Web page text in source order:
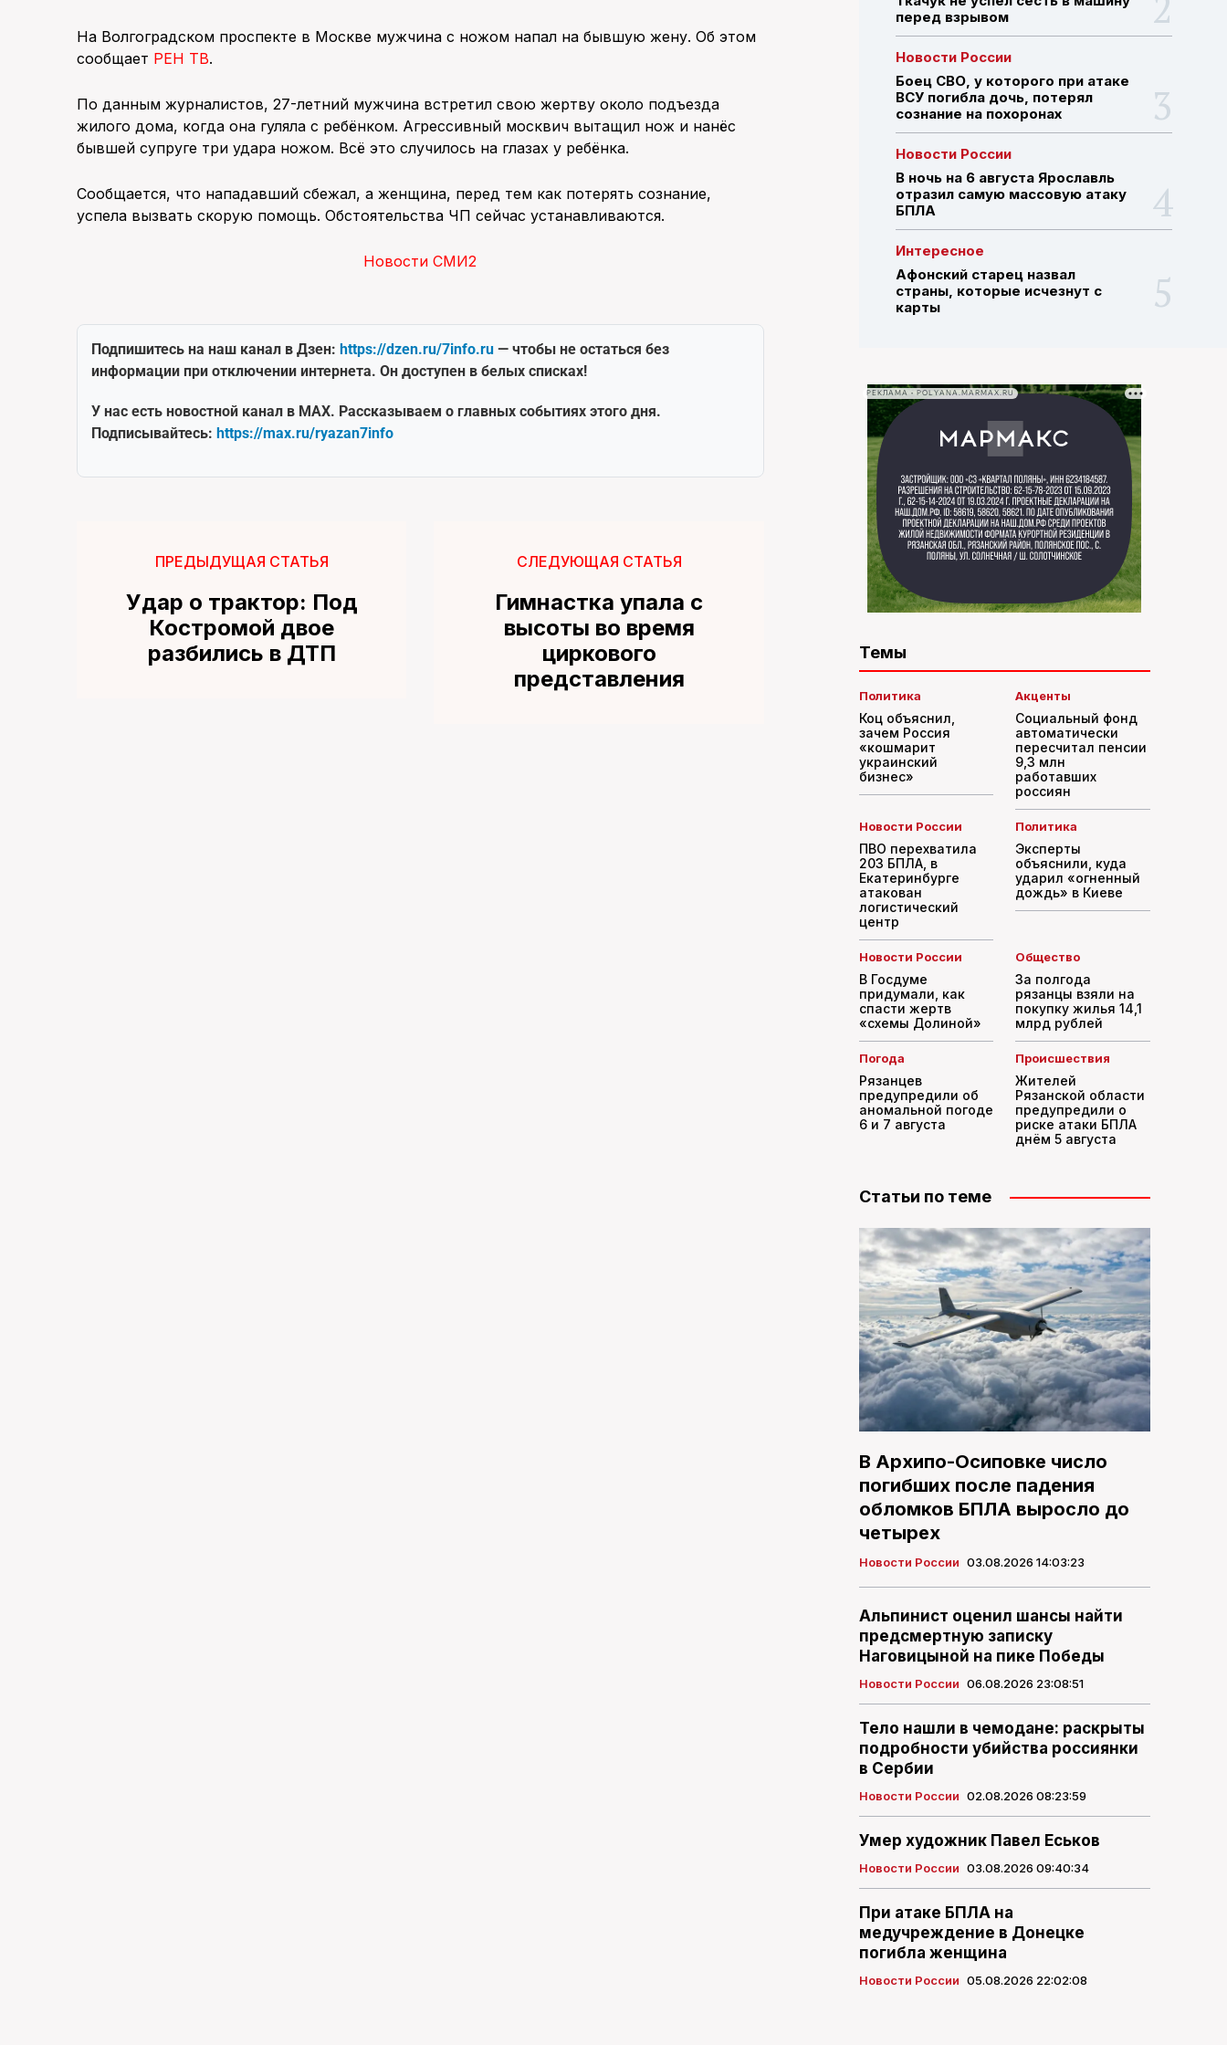
ПОИСК ПО САЙТУ
На Волгоградском проспекте в Москве мужчина с ножом напал на бывшую жену. Об этом
сообщает РЕН ТВ.
По данным журналистов, 27-летний мужчина встретил свою жертву около подъезда
жилого дома, когда она гуляла с ребёнком. Агрессивный москвич вытащил нож и нанёс
бывшей супруге три удара ножом. Всё это случилось на глазах у ребёнка.
Сообщается, что нападавший сбежал, а женщина, перед тем как потерять сознание,
успела вызвать скорую помощь. Обстоятельства ЧП сейчас устанавливаются.
Новости СМИ2
Подпишитесь на наш канал в Дзен: https://dzen.ru/7info.ru — чтобы не остаться без
информации при отключении интернета. Он доступен в белых списках!
У нас есть новостной канал в MAX. Рассказываем о главных событиях этого дня.
Подписывайтесь: https://max.ru/ryazan7info
ПРЕДЫДУЩАЯ СТАТЬЯ
Удар о трактор: Под
Костромой двое
разбились в ДТП
СЛЕДУЮЩАЯ СТАТЬЯ
Гимнастка упала с
высоты во время
циркового
представления
перед взрывом
Новости России
Боец СВО, у которого при атаке
ВСУ погибла дочь, потерял
сознание на похоронах
Новости России
В ночь на 6 августа Ярославль
отразил самую массовую атаку
БПЛА
Интересное
Афонский старец назвал
страны, которые исчезнут с
карты
РЕКЛАМА • POLYANA.MARMAX.RU
Темы
Политика
Коц объяснил,
зачем Россия
«кошмарит
украинский
бизнес»
Акценты
Социальный фонд
автоматически
пересчитал пенсии
9,3 млн
работавших
россиян
Новости России
ПВО перехватила
203 БПЛА, в
Екатеринбурге
атакован
логистический
центр
Политика
Эксперты
объяснили, куда
ударил «огненный
дождь» в Киеве
Новости России
В Госдуме
придумали, как
спасти жертв
«схемы Долиной»
Общество
За полгода
рязанцы взяли на
покупку жилья 14,1
млрд рублей
Погода
Рязанцев
предупредили об
аномальной погоде
6 и 7 августа
Происшествия
Жителей
Рязанской области
предупредили о
риске атаки БПЛА
днём 5 августа
Статьи по теме
В Архипо-Осиповке число
погибших после падения
обломков БПЛА выросло до
четырех
Новости России 03.08.2026 14:03:23
Альпинист оценил шансы найти
предсмертную записку
Наговицыной на пике Победы
Новости России 06.08.2026 23:08:51
Тело нашли в чемодане: раскрыты
подробности убийства россиянки
в Сербии
Новости России 02.08.2026 08:23:59
Умер художник Павел Еськов
Новости России 03.08.2026 09:40:34
При атаке БПЛА на
медучреждение в Донецке
погибла женщина
Новости России 05.08.2026 22:02:08